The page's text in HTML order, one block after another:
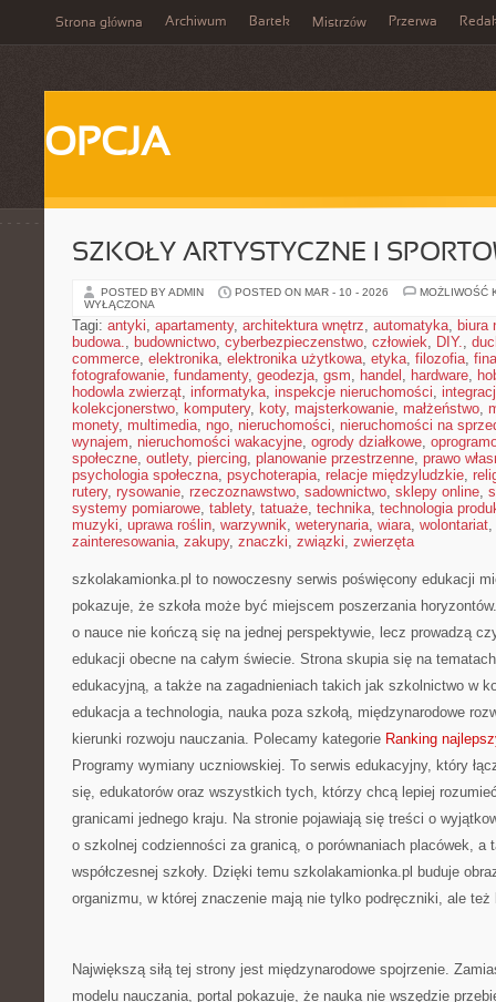
Strona główna Archiwum Bartek Mistrzów Przerwa
OPCJA
SZKOŁY ARTYSTYCZNE I
POSTED BY ADMIN POSTED ON MAR - 10 - 2026
MOŻLIWOŚĆ
WYŁĄCZONA
Tagi: antyki, apartamenty, architektura wnętrz, automatyka, biura
budowa., budownictwo, cyberbezpieczenstwo, człowiek, DIY.,
commerce, elektronika, elektronika użytkowa, etyka, filozofia,
fotografowanie, fundamenty, geodezja, gsm, handel , hardware,
hodowla zwierząt, informatyka, inspekcje nieruchomości,
kolekcjonerstwo, komputery, koty, majsterkowanie, małżeństwo,
monety, multimedia, ngo, nieruchomości, nieruchomości na
wynajem, nieruchomości wakacyjne, ogrody działkowe,
społeczne, outlety, piercing, planowanie przestrzenne, prawo
psychologia społeczna, psychoterapia, relacje międzyludzkie,
rutery, rysowanie, rzeczoznawstwo, sadownictwo, sklepy online,
systemy pomiarowe, tablety, tatuaże, technika, technologia
muzyki, uprawa roślin, warzywnik, weterynaria, wiara, wolontariat,
zainteresowania, zakupy, znaczki, związki, zwierzęta
szkolakamionka.pl to nowoczesny serwis poświęcony edukacji
pokazuje, że szkoła może być miejscem poszerzania
o nauce nie kończą się na jednej perspektywie, lecz prowadzą
edukacji obecne na całym świecie. Strona skupia się na
edukacyjną, a także na zagadnieniach takich jak szkolnictwo w
edukacja a technologia, nauka poza szkołą, międzynarodowe
kierunki rozwoju nauczania. Polecamy kategorie Ranking
Programy wymiany uczniowskiej. To serwis edukacyjny, który
się, edukatorów oraz wszystkich tych, którzy chcą lepiej
granicami jednego kraju. Na stronie pojawiają się treści o
o szkolnej codzienności za granicą, o porównaniach placówek, a
współczesnej szkoły. Dzięki temu szkolakamionka.pl buduje
organizmu, w której znaczenie mają nie tylko podręczniki, ale
Największą siłą tej strony jest międzynarodowe spojrzenie.
modelu nauczania, portal pokazuje, że nauka nie wszędzie